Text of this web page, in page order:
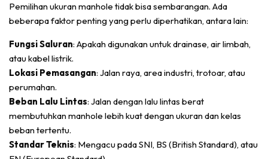
Pemilihan ukuran manhole tidak bisa sembarangan. Ada
beberapa faktor penting yang perlu diperhatikan, antara lain:
Fungsi Saluran: Apakah digunakan untuk drainase, air limbah,
atau kabel listrik.
Lokasi Pemasangan: Jalan raya, area industri, trotoar, atau
perumahan.
Beban Lalu Lintas: Jalan dengan lalu lintas berat
membutuhkan manhole lebih kuat dengan ukuran dan kelas
beban tertentu.
Standar Teknis: Mengacu pada SNI, BS (British Standard), atau